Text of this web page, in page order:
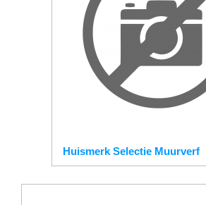
Huismerk Selectie Muurverf